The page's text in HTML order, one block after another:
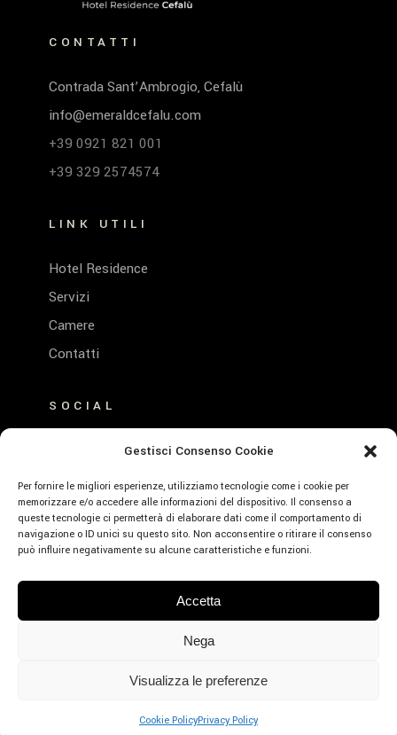
Gestisci Consenso Cookie
Per fornire le migliori esperienze, utilizziamo tecnologie come i cookie per
memorizzare e/o accedere alle informazioni del dispositivo. Il consenso a
queste tecnologie ci permetterà di elaborare dati come il comportamento di
navigazione o ID unici su questo sito. Non acconsentire o ritirare il consenso
può influire negativamente su alcune caratteristiche e funzioni.
Accetta
Nega
Visualizza le preferenze
Cookie PolicyPrivacy Policy
PRENOTA
CONTATTI
Contrada Sant’Ambrogio, Cefalù
info@emeraldcefalu.com
+39 0921 821 001
+39 329 2574574
LINK UTILI
Hotel Residence
Servizi
Camere
Contatti
SOCIAL
© Emerald Hotel Residence Cefalù – P.Iva:
CIN: IT082027A1K593RXJE – Designed by
Webvox.it